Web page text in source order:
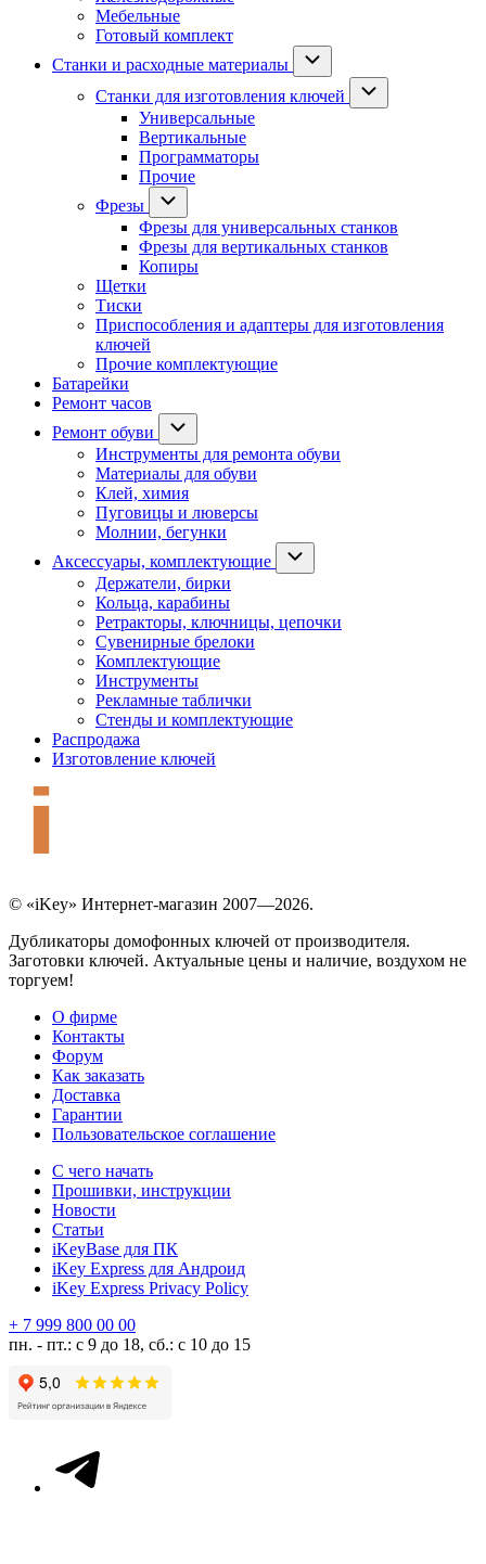
Мебельные
Готовый комплект
Станки и расходные материалы
Станки для изготовления ключей
Универсальные
Вертикальные
Программаторы
Прочие
Фрезы
Фрезы для универсальных станков
Фрезы для вертикальных станков
Копиры
Щетки
Тиски
Приспособления и адаптеры для изготовления
ключей
Прочие комплектующие
Батарейки
Ремонт часов
Ремонт обуви
Инструменты для ремонта обуви
Материалы для обуви
Клей, химия
Пуговицы и люверсы
Молнии, бегунки
Аксессуары, комплектующие
Держатели, бирки
Кольца, карабины
Ретракторы, ключницы, цепочки
Сувенирные брелоки
Комплектующие
Инструменты
Рекламные таблички
Стенды и комплектующие
Распродажа
Изготовление ключей
© «iKey» Интернет-магазин 2007—2026.
Дубликаторы домофонных ключей от производителя.
Заготовки ключей. Актуальные цены и наличие, воздухом не
торгуем!
О фирме
Контакты
Форум
Как заказать
Доставка
Гарантии
Пользовательское соглашение
С чего начать
Прошивки, инструкции
Новости
Статьи
iKeyBase для ПК
iKey Express для Андроид
iKey Express Privacy Policy
+ 7 999 800 00 00
пн. - пт.: с 9 до 18, сб.: с 10 до 15